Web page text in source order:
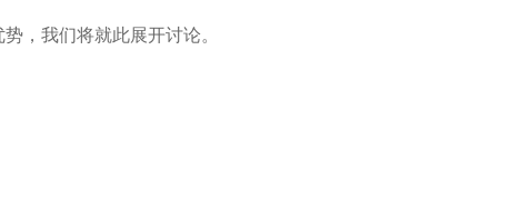
，我们将就此展开讨论。